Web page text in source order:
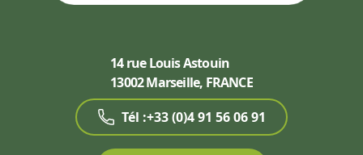
14 rue Louis Astouin
13002 Marseille, FRANCE
Tél :+33 (0)4 91 56 06 91